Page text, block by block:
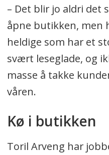
– Det blir jo aldri det
åpne butikken, men
heldige som har et
svært leseglade, og
masse å takke
våren.
Kø i butikken
Toril Arveng har